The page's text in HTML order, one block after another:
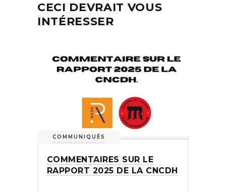
CECI DEVRAIT VOUS
INTÉRESSER
COMMUNIQUÉS
COMMENTAIRES SUR LE
RAPPORT 2025 DE LA CNCDH